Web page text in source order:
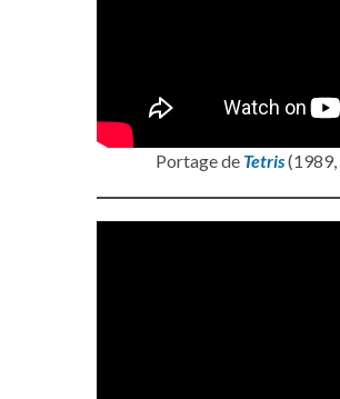
Portage de Tetris(1989,